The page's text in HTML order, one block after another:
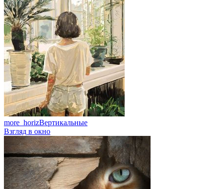
more_horizВертикальные
Взгляд в окно